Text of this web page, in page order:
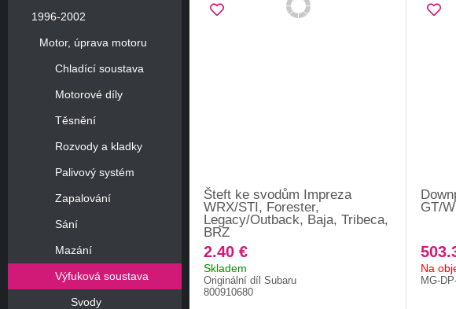
1996-2002
Motor, úprava motoru
Chladící soustava
Motorové díly
Těsnění
Rozvody a kladky
Palivový systém
Zapalování
Sání
Mazání
Výfuková soustava
Svody
Šteft ke svodům Impreza
WRX/STI, Forester,
Legacy/Outback, Baja, Tribeca,
BRZ
2.40 €
Skladem
Originální díl Subaru
800910680
GT/
Na
MG-